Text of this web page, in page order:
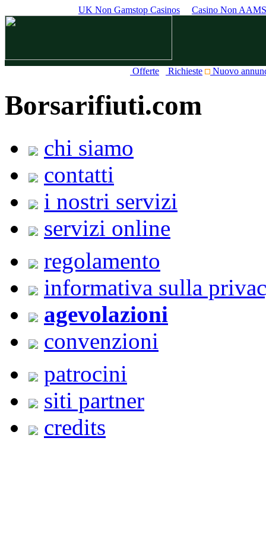
UK Non Gamstop Casinos Casino Non AAMS
Offerte Richieste Nuovo
Borsarifiuti.com
chi siamo
contatti
i nostri servizi
servizi online
regolamento
informativa sulla
agevolazioni
convenzioni
patrocini
siti partner
credits